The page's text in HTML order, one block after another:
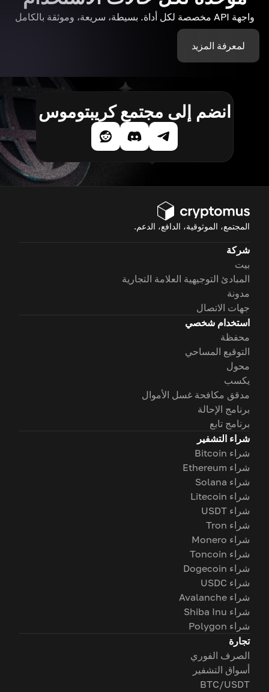
واجهة API مخصصة لكل أداة. بسيطة، سريعة، وموثقة بالكامل
لمعرفة المزيد
انضم إلى مجتمع كريبتوموس
المجتمع، الموثوقية، الدافع، الدعم.
شركة
بيت
المبادئ التوجيهية العلامة التجارية
مدونة
جهات الاتصال
استخدام شخصي
محفظة
التوقيع المساحي
محول
يكسب
مدقق مكافحة غسل الأموال
برنامج الإحالة
برنامج تابع
شراء التشفير
شراء Bitcoin
شراء Ethereum
شراء Solana
شراء Litecoin
شراء USDT
شراء Tron
شراء Monero
شراء Toncoin
شراء Dogecoin
شراء USDC
شراء Avalanche
شراء Shiba Inu
شراء Polygon
تجارة
الصرف الفوري
أسواق التشفير
BTC/USDT